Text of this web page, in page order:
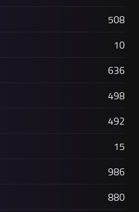
508
10
636
498
492
15
986
880